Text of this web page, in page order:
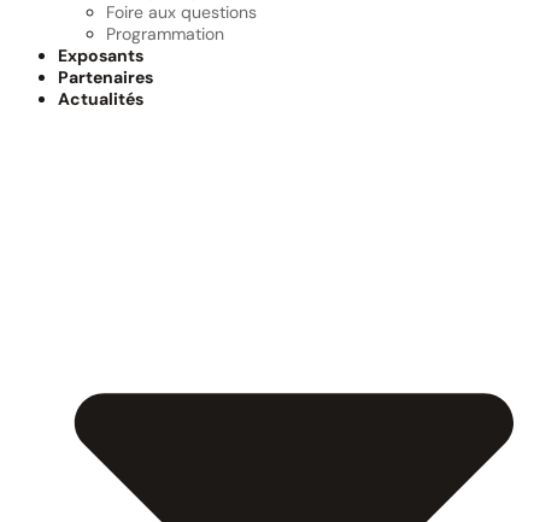
Foire aux questions
Programmation
Exposants
Partenaires
Actualités